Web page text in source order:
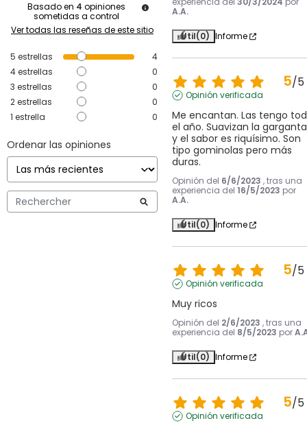
Basado en 4 opiniones
sometidas a control
Ver todas las reseñas de este sitio
5 estrellas
4
4estrellas
0
3 estrellas
0
2estrellas
0
1 estrella 0
Ordenar las opiniones
A.A.
Útil(0) Informe
5/5
Opinión verificada
Me encantan. Las tengo
el año. Suavizan la garganta
y el sabor es riquísimo. Son
tipo gominolas pero más
duras.
Opinión del 6/6/2023 , tras una
experiencia del 16/5/2023 por
A.A.
Útil(0) Informe
5/5
Opinión verificada
Muy ricos
Opinión del 2/6/2023 , tras una
experiencia del 8/5/2023 por
Útil(0) Informe
5/5
Opinión verificada